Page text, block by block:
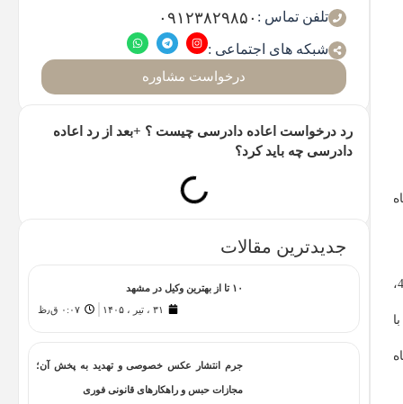
باید بدانید که صدور حکم و رای قاضی پرونده به معنای قطعیت رای و اختتام روند قضایی مربوطه نبوده و شما می‌توانید به استناد مفاد ماده‌ی 477،
تلفن تماس : ۰۹۱۲۳۸۲۹۸۵۰
شبکه های اجتماعی :
درخواست مشاوره
رد درخواست اعاده دادرسی چیست ؟ +بعد از رد اعاده
دادرسی چه باید کرد؟
جدیدترین مقالات
۱۰ تا از بهترین وکیل در مشهد
۳۱ ، تیر ، ۱۴۰۵
۰:۰۷ ق٫ظ
جرم انتشار عکس خصوصی و تهدید به پخش آن؛
مجازات حبس و راهکارهای قانونی فوری